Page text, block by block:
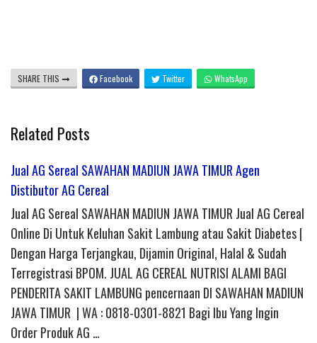
SHARE THIS Facebook Twitter WhatsApp
Related Posts
Jual AG Sereal SAWAHAN MADIUN JAWA TIMUR Agen
Distibutor AG Cereal
Jual AG Sereal SAWAHAN MADIUN JAWA TIMUR Jual AG Cereal
Online Di Untuk Keluhan Sakit Lambung atau Sakit Diabetes |
Dengan Harga Terjangkau, Dijamin Original, Halal & Sudah
Terregistrasi BPOM. JUAL AG CEREAL NUTRISI ALAMI BAGI
PENDERITA SAKIT LAMBUNG pencernaan DI SAWAHAN MADIUN
JAWA TIMUR | WA : 0818-0301-8821 Bagi Ibu Yang Ingin
Order Produk AG …